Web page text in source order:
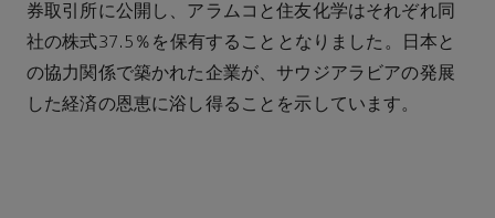
券取引所に公開し、アラムコと住友化学はそれぞれ同
社の株式37.5％を保有することとなりました。日本と
の協力関係で築かれた企業が、サウジアラビアの発展
した経済の恩恵に浴し得ることを示しています。